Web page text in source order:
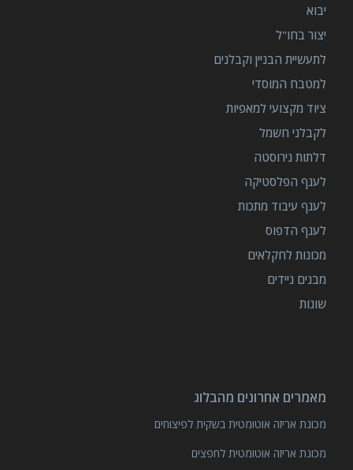
יבוא
יצור בחו"ל
לתעשיית הבניין וקבלנים
למטבח המוסדי
ציוד מקצועי למאפיות
לקבלני חשמל
דלתות נירוסטה
לענף הפלסטיקה
לענף עיבוד מתכות
לענף הדפוס
מכונות לחקלאים
מבנים ניידים
שונות
מאמרים אחרונים מהבלוג
מכונת אריזה אוטומטית בשקית לפיצוחים
מכונת אריזה אוטומטית לחפצים